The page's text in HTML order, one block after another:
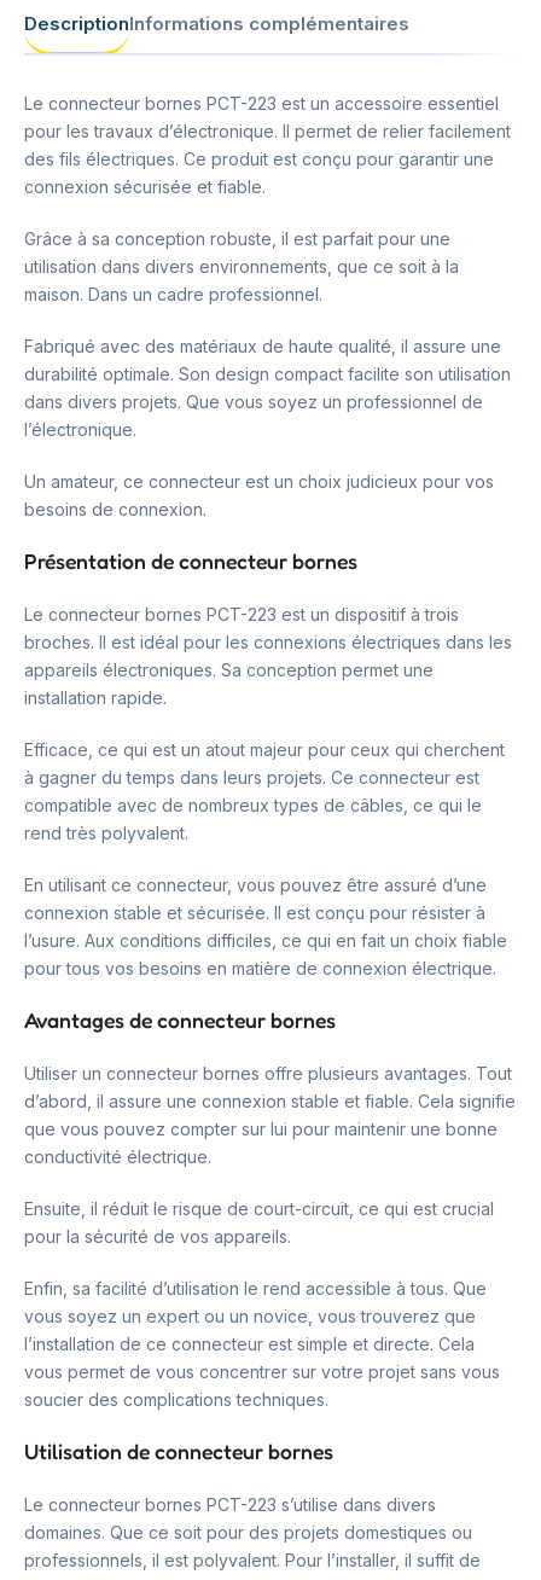
DescriptionInformations complémentaires
Le connecteur bornes PCT-223 est un accessoire essentiel
pour les travaux d’électronique. Il permet de relier facilement
des fils électriques. Ce produit est conçu pour garantir une
connexion sécurisée et fiable.
Grâce à sa conception robuste, il est parfait pour une
utilisation dans divers environnements, que ce soit à la
maison. Dans un cadre professionnel.
Fabriqué avec des matériaux de haute qualité, il assure une
durabilité optimale. Son design compact facilite son utilisation
dans divers projets. Que vous soyez un professionnel de
l’électronique.
Un amateur, ce connecteur est un choix judicieux pour vos
besoins de connexion.
Présentation de connecteur bornes
Le connecteur bornes PCT-223 est un dispositif à trois
broches. Il est idéal pour les connexions électriques dans les
appareils électroniques. Sa conception permet une
installation rapide.
Efficace, ce qui est un atout majeur pour ceux qui cherchent
à gagner du temps dans leurs projets. Ce connecteur est
compatible avec de nombreux types de câbles, ce qui le
rend très polyvalent.
En utilisant ce connecteur, vous pouvez être assuré d’une
connexion stable et sécurisée. Il est conçu pour résister à
l’usure. Aux conditions difficiles, ce qui en fait un choix fiable
pour tous vos besoins en matière de connexion électrique.
Avantages de connecteur bornes
Utiliser un connecteur bornes offre plusieurs avantages. Tout
d’abord, il assure une connexion stable et fiable. Cela signifie
que vous pouvez compter sur lui pour maintenir une bonne
conductivité électrique.
Ensuite, il réduit le risque de court-circuit, ce qui est crucial
pour la sécurité de vos appareils.
Enfin, sa facilité d’utilisation le rend accessible à tous. Que
vous soyez un expert ou un novice, vous trouverez que
l’installation de ce connecteur est simple et directe. Cela
vous permet de vous concentrer sur votre projet sans vous
soucier des complications techniques.
Utilisation de connecteur bornes
Le connecteur bornes PCT-223 s’utilise dans divers
domaines. Que ce soit pour des projets domestiques ou
professionnels, il est polyvalent. Pour l’installer, il suffit de